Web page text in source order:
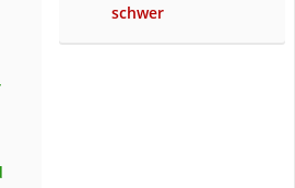
schwer